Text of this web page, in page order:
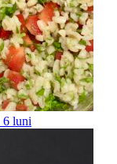
6 luni